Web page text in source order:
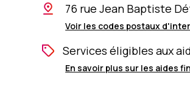
76 rue Jean Baptiste
Voir les codes postaux
Services éligibles aux
En savoir plus sur les aides